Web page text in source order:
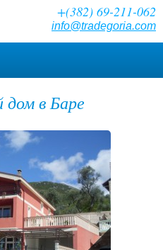
+(382) 69-211-062
info@tradegoria.com
в Баре